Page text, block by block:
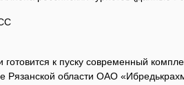
готовится к пуску современный
Рязанской области ОАО